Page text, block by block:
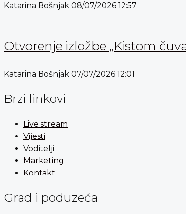
Katarina Bošnjak 08/07/2026 12:57
Otvorenje izložbe „Kistom
Katarina Bošnjak 07/07/2026 12:01
Brzi linkovi
Live stream
Vijesti
Voditelji
Marketing
Kontakt
Grad i poduzeća